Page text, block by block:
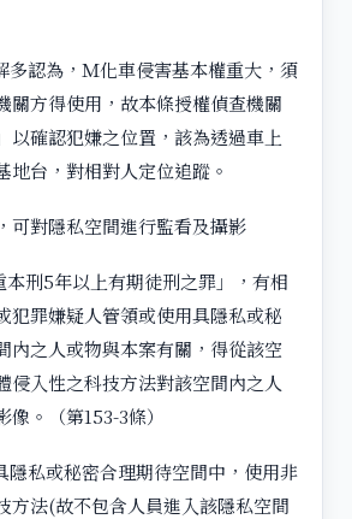
多認為，Ｍ化車侵害基本權重大，須
關方得使用，故本條授權偵查機關
以確認犯嫌之位置，該為透過車上
地台，對相對人定位追蹤。
可對隱私空間進行監看及攝影
本刑5年以上有期徒刑之罪」，有相
犯罪嫌疑人管領或使用具隱私或秘
內之人或物與本案有關，得從該空
侵入性之科技方法對該空間內之人
。（第153-3條）
隱私或秘密合理期待空間中，使用非
方法(故不包含人員進入該隱私空間